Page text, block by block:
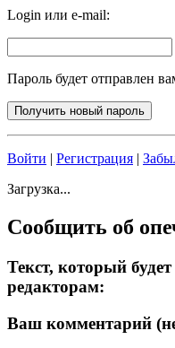
Login или e-mail:
Пароль будет отправлен
Войти | Регистрация |
Загрузка...
Сообщить об
Текст, который
редакторам:
Ваш комментарий